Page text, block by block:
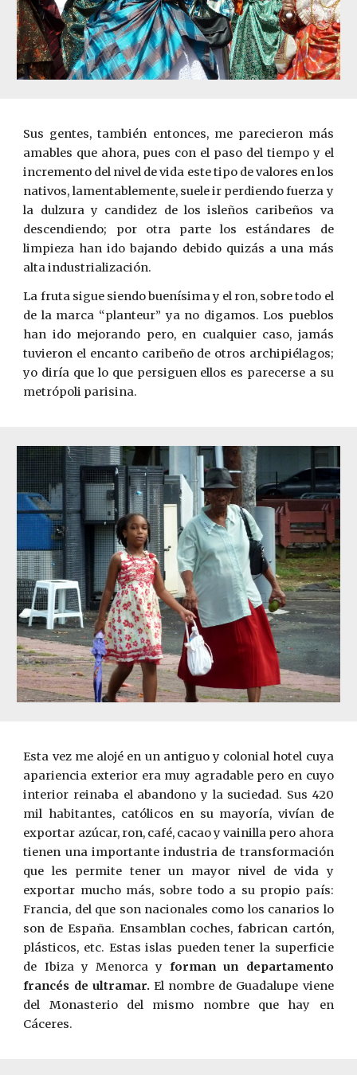
Sus gentes, también entonces, me parecieron más
amables que ahora, pues con el paso del tiempo y el
incremento del nivel de vida este tipo de valores en los
nativos, lamentablemente, suele ir perdiendo fuerza y
la dulzura y candidez de los isleños caribeños va
descendiendo; por otra parte los estándares de
limpieza han ido bajando debido quizás a una más
alta industrialización.
La fruta sigue siendo buenísima y el ron, sobre todo el
de la marca “planteur” ya no digamos. Los pueblos
han ido mejorando pero, en cualquier caso, jamás
tuvieron el encanto caribeño de otros archipiélagos;
yo diría que lo que persiguen ellos es parecerse a su
metrópoli parisina.
Esta vez me alojé en un antiguo y colonial hotel cuya
apariencia exterior era muy agradable pero en cuyo
interior reinaba el abandono y la suciedad. Sus 420
mil habitantes, católicos en su mayoría, vivían de
exportar azúcar, ron, café, cacao y vainilla pero ahora
tienen una importante industria de transformación
que les permite tener un mayor nivel de vida y
exportar mucho más, sobre todo a su propio país:
Francia, del que son nacionales como los canarios lo
son de España. Ensamblan coches, fabrican cartón,
plásticos, etc. Estas islas pueden tener la superficie
de Ibiza y Menorca yforman un departamento
francés de ultramar.El nombre de Guadalupe viene
del Monasterio del mismo nombre que hay en
Cáceres.